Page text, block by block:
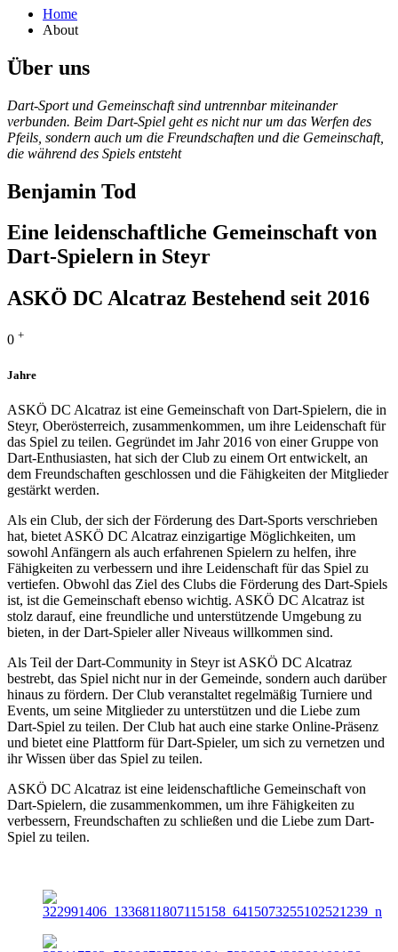
Home
About
Über uns
Dart-Sport und Gemeinschaft sind untrennbar miteinander
verbunden. Beim Dart-Spiel geht es nicht nur um das Werfen des
Pfeils, sondern auch um die Freundschaften und die Gemeinschaft,
die während des Spiels entsteht
Benjamin Tod
Eine leidenschaftliche Gemeinschaft von
Dart-Spielern in Steyr
ASKÖ DC Alcatraz Bestehend seit 2016
0 +
Jahre
ASKÖ DC Alcatraz ist eine Gemeinschaft von Dart-Spielern, die in
Steyr, Oberösterreich, zusammenkommen, um ihre Leidenschaft für
das Spiel zu teilen. Gegründet im Jahr 2016 von einer Gruppe von
Dart-Enthusiasten, hat sich der Club zu einem Ort entwickelt, an
dem Freundschaften geschlossen und die Fähigkeiten der Mitglieder
gestärkt werden.
Als ein Club, der sich der Förderung des Dart-Sports verschrieben
hat, bietet ASKÖ DC Alcatraz einzigartige Möglichkeiten, um
sowohl Anfängern als auch erfahrenen Spielern zu helfen, ihre
Fähigkeiten zu verbessern und ihre Leidenschaft für das Spiel zu
vertiefen. Obwohl das Ziel des Clubs die Förderung des Dart-Spiels
ist, ist die Gemeinschaft ebenso wichtig. ASKÖ DC Alcatraz ist
stolz darauf, eine freundliche und unterstützende Umgebung zu
bieten, in der Dart-Spieler aller Niveaus willkommen sind.
Als Teil der Dart-Community in Steyr ist ASKÖ DC Alcatraz
bestrebt, das Spiel nicht nur in der Gemeinde, sondern auch darüber
hinaus zu fördern. Der Club veranstaltet regelmäßig Turniere und
Events, um seine Mitglieder zu unterstützen und die Liebe zum
Dart-Spiel zu teilen. Der Club hat auch eine starke Online-Präsenz
und bietet eine Plattform für Dart-Spieler, um sich zu vernetzen und
ihr Wissen über das Spiel zu teilen.
ASKÖ DC Alcatraz ist eine leidenschaftliche Gemeinschaft von
Dart-Spielern, die zusammenkommen, um ihre Fähigkeiten zu
verbessern, Freundschaften zu schließen und die Liebe zum Dart-
Spiel zu teilen.